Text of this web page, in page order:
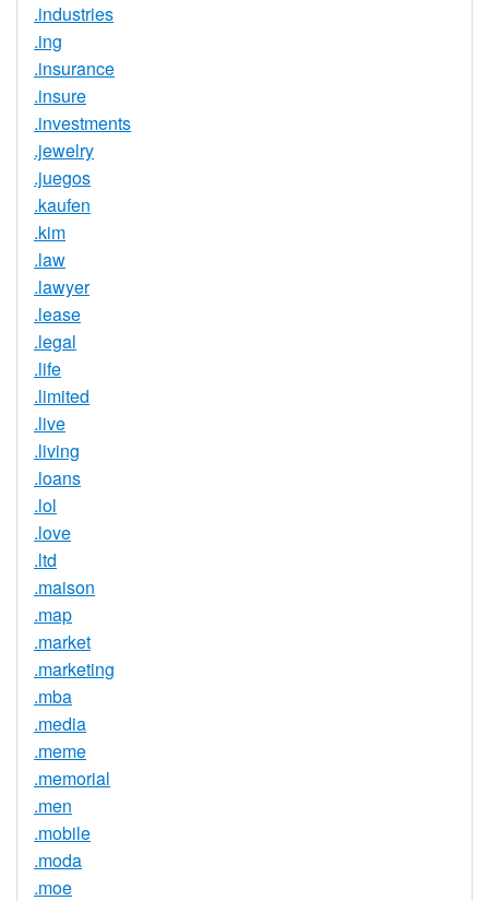
.industries
.ing
.insurance
.insure
.investments
.jewelry
.juegos
.kaufen
.kim
.law
.lawyer
.lease
.legal
.life
.limited
.live
.living
.loans
.lol
.love
.ltd
.maison
.map
.market
.marketing
.mba
.media
.meme
.memorial
.men
.mobile
.moda
.moe